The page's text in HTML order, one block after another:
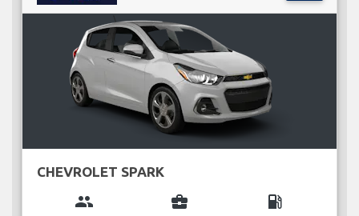
CHEVROLET SPARK
group business_center local_gas_station